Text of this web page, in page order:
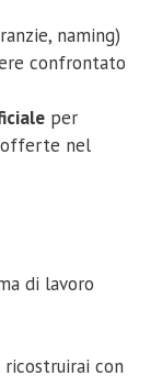
naming)
confrontato
per
offerte nel
di lavoro
con